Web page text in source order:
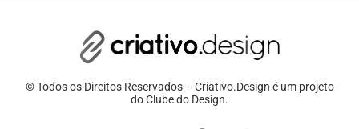
© Todos os Direitos Reservados – Criativo.Design é um projeto
do Clube do Design.